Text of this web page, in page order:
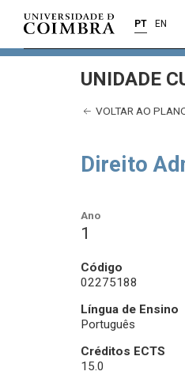
PT EN
UNIDADE
VOLTAR AO
Direito
Ano
1
Código
02275188
Língua de Ensino
Português
Créditos ECTS
15.0